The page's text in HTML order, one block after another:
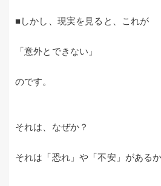
■しかし、現実を見ると、これが
「意外とできない」
のです。
それは、なぜか？
それは「恐れ」や「不安」があるか